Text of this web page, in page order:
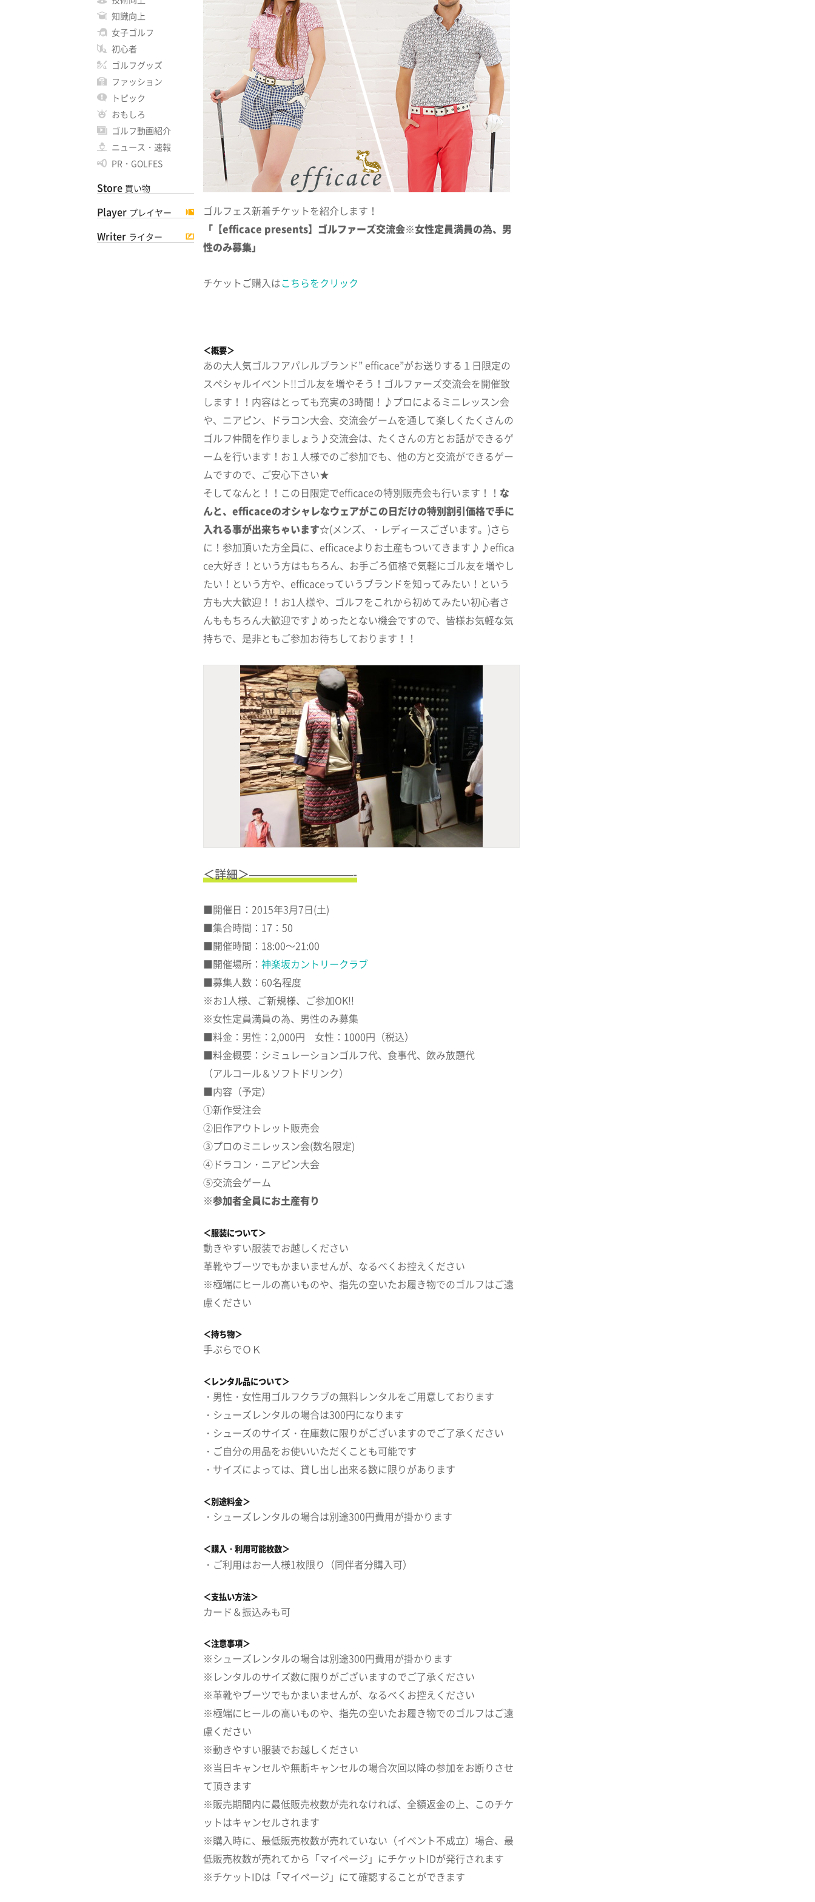
知識向上
女子ゴルフ
初心者
ゴルフグッズ
ファッション
トピック
おもしろ
ゴルフ動画紹介
ニュース・速報
PR・GOLFES
Store 買い物
Player プレイヤー
Writer ライター
ゴルフェス新着チケットを紹介します！
「【efficace presents】ゴルファーズ交流会※女性定員満員の為、男
性のみ募集」
チケットご購入はこちらをクリック
＜概要＞
あの大人気ゴルフアパレルブランド” efficace”がお送りする１日限定の
スペシャルイベント!!ゴル友を増やそう！ゴルファーズ交流会を開催致
します！！内容はとっても充実の3時間！♪プロによるミニレッスン会
や、ニアピン、ドラコン大会、交流会ゲームを通して楽しくたくさんの
ゴルフ仲間を作りましょう♪交流会は、たくさんの方とお話ができるゲ
ームを行います！お１人様でのご参加でも、他の方と交流ができるゲー
ムですので、ご安心下さい★
そしてなんと！！この日限定でefficaceの特別販売会も行います！！ な
んと、efficaceのオシャレなウェアがこの日だけの特別割引価格で手に
入れる事が出来ちゃいます☆(メンズ、・レディースございます。)さら
に！参加頂いた方全員に、efficaceよりお土産もついてきます♪♪effica
ce大好き！という方はもちろん、お手ごろ価格で気軽にゴル友を増やし
たい！という方や、efficaceっていうブランドを知ってみたい！という
方も大大歓迎！！お1人様や、ゴルフをこれから初めてみたい初心者さ
んももちろん大歓迎です♪めったとない機会ですので、皆様お気軽な気
持ちで、是非ともご参加お待ちしております！！
＜詳細＞—————————-
■開催日：2015年3月7日(土)
■集合時間：17：50
■開催時間：18:00～21:00
■開催場所： 神楽坂カントリークラブ
■募集人数：60名程度
※お1人様、ご新規様、ご参加OK!!
※女性定員満員の為、男性のみ募集
■料金：男性：2,000円 女性：1000円（税込）
■料金概要：シミュレーションゴルフ代、食事代、飲み放題代
（アルコール＆ソフトドリンク）
■内容（予定）
①新作受注会
②旧作アウトレット販売会
③プロのミニレッスン会(数名限定)
④ドラコン・ニアピン大会
⑤交流会ゲーム
※参加者全員にお土産有り
＜服装について＞
動きやすい服装でお越しください
革靴やブーツでもかまいませんが、なるべくお控えください
※極端にヒールの高いものや、指先の空いたお履き物でのゴルフはご遠
慮ください
＜持ち物＞
手ぶらでＯＫ
＜レンタル品について＞
・男性・女性用ゴルフクラブの無料レンタルをご用意しております
・シューズレンタルの場合は300円になります
・シューズのサイズ・在庫数に限りがございますのでご了承ください
・ご自分の用品をお使いいただくことも可能です
・サイズによっては、貸し出し出来る数に限りがあります
＜別途料金＞
・シューズレンタルの場合は別途300円費用が掛かります
＜購入・利用可能枚数＞
・ご利用はお一人様1枚限り（同伴者分購入可）
＜支払い方法＞
カード＆振込みも可
＜注意事項＞
※シューズレンタルの場合は別途300円費用が掛かります
※レンタルのサイズ数に限りがございますのでご了承ください
※革靴やブーツでもかまいませんが、なるべくお控えください
※極端にヒールの高いものや、指先の空いたお履き物でのゴルフはご遠
慮ください
※動きやすい服装でお越しください
※当日キャンセルや無断キャンセルの場合次回以降の参加をお断りさせ
て頂きます
※販売期間内に最低販売枚数が売れなければ、全額返金の上、このチケ
ットはキャンセルされます
※購入時に、最低販売枚数が売れていない（イベント不成立）場合、最
低販売枚数が売れてから「マイページ」にチケットIDが発行されます
※チケットIDは「マイページ」にて確認することができます